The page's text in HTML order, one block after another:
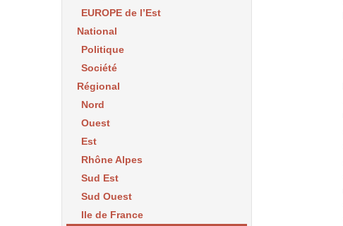
EUROPE de l’Est
National
Politique
Société
Régional
Nord
Ouest
Est
Rhône Alpes
Sud Est
Sud Ouest
Ile de France